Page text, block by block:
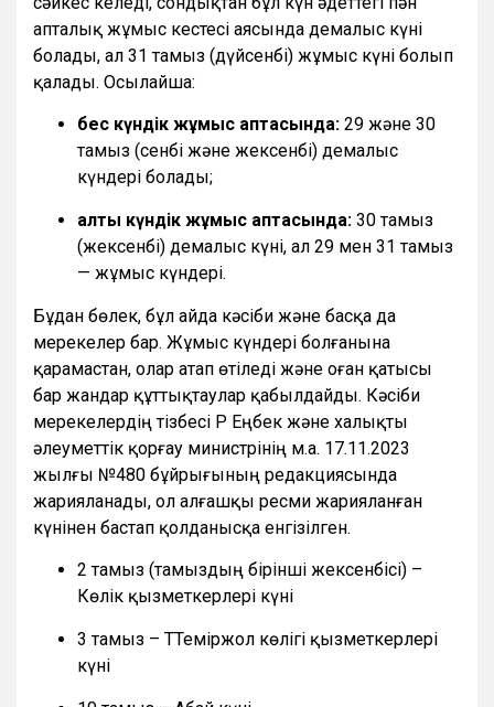
апталық жұмыс кестесі аясында демалыс күні
болады, ал 31 тамыз (дүйсенбі) жұмыс күні болып
қалады. Осылайша:
бес күндік жұмыс аптасында: 29 және 30
тамыз (сенбі және жексенбі) демалыс
күндері болады;
алты күндік жұмыс аптасында: 30 тамыз
(жексенбі) демалыс күні, ал 29 мен 31 тамыз
— жұмыс күндері.
Бұдан бөлек, бұл айда кәсіби және басқа да
мерекелер бар. Жұмыс күндері болғанына
қарамастан, олар атап өтіледі және оған қатысы
бар жандар құттықтаулар қабылдайды. Кәсіби
мерекелердің тізбесі ҚР Еңбек және халықты
әлеуметтік қорғау министрінің м.а. 17.11.2023
жылғы №480 бұйрығының редакциясында
жарияланады, ол алғашқы ресми жарияланған
күнінен бастап қолданысқа енгізілген.
2 тамыз (тамыздың бірінші жексенбісі) –
Көлік қызметкерлері күні
3 тамыз – ТТеміржол көлігі қызметкерлері
күні